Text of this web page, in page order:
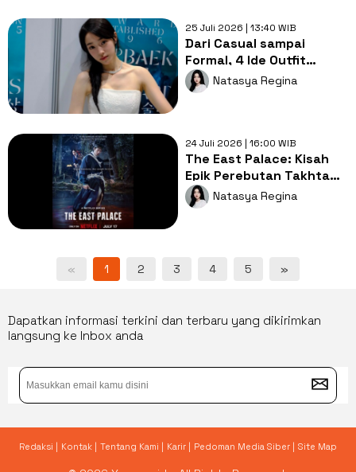
25 Juli 2026 | 13:40 WIB
Dari Casual sampai
Formal, 4 Ide Outfit
Minimalist Classy ala Roh
Yoon Seo
Natasya Regina
24 Juli 2026 | 16:00 WIB
The East Palace: Kisah
Epik Perebutan Takhta
dengan Balutan Horor
yang Nagih
Natasya Regina
« 1 2 3 4 5 »
Dapatkan informasi terkini dan terbaru yang dikirimkan
langsung ke Inbox anda
Redaksi | Kontak | Tentang Kami | Karir | Pedoman Media Siber | Site Map